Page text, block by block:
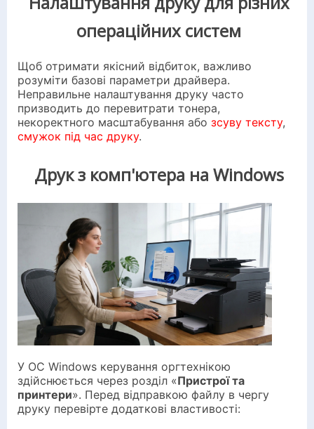
операційних систем
Щоб отримати якісний відбиток, важливо
розуміти базові параметри драйвера.
Неправильне налаштування друку часто
призводить до перевитрати тонера,
некоректного масштабування або зсуву тексту,
смужок під час друку.
Друк з комп'ютера на Windows
У ОС Windows керування оргтехнікою
здійснюється через розділ «Пристрої та
принтери». Перед відправкою файлу в чергу
друку перевірте додаткові властивості: